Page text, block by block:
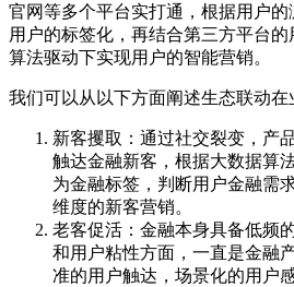
官网等多个平台实打通，根据用户
用户的标签化，再结合第三方平台
算法驱动下实现用户的智能营销。
我们可以从以下方面阐述生态联动在
新客攫取：通过社交裂变，产
触达金融新客，根据大数据算
为金融标签，判断用户金融需
维度的新客营销。
老客促活：金融本身具备低频
和用户粘性方面，一直是金融
准的用户触达，场景化的用户